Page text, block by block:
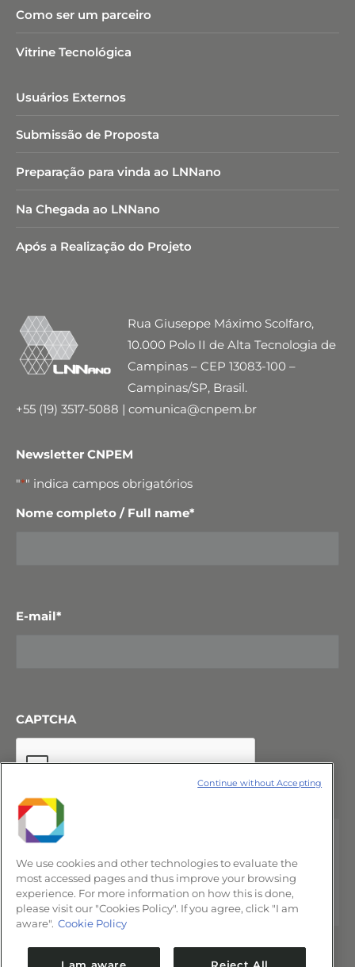
Como ser um parceiro
Vitrine Tecnológica
Usuários Externos
Submissão de Proposta
Preparação para vinda ao LNNano
Na Chegada ao LNNano
Após a Realização do Projeto
Rua Giuseppe Máximo Scolfaro,
10.000 Polo II de Alta Tecnologia de
Campinas – CEP 13083-100 –
Campinas/SP, Brasil.
+55 (19) 3517-5088 | comunica@cnpem.br
Newsletter CNPEM
"*" indica campos obrigatórios
Nome completo / Full name*
E-mail*
CAPTCHA
We use cookies and other technologies to evaluate the
most accessed pages and thus improve your browsing
experience. For more information on how this is done,
please visit our "Cookies Policy". If you agree, click "I am
aware". Cookie Policy
Continue without Accepting